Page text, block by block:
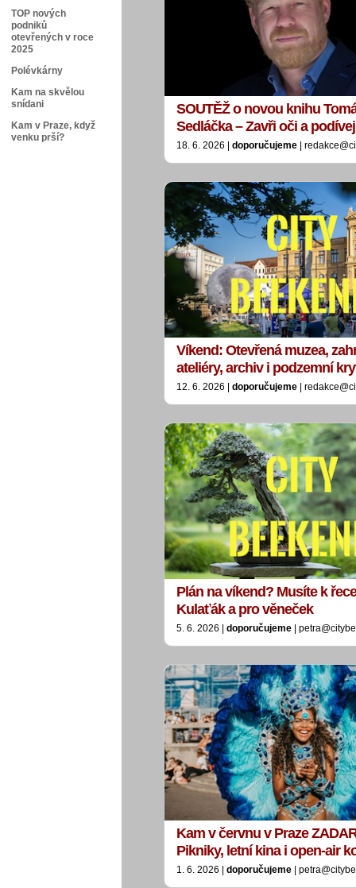
TOP nových
podniků
otevřených v roce
2025
Polévkárny
Kam na skvělou
snídani
Kam v Praze, když
venku prší?
SOUTĚŽ o novou knihu
Sedláčka – Zavři oči a
18. 6. 2026 | doporučujeme |
Víkend: Otevřená muzea,
ateliéry, archiv i podzemní
12. 6. 2026 | doporučujeme |
Plán na víkend? Musíte k
Kulaťák a pro věneček
5. 6. 2026 | doporučujeme |
Kam v červnu v Praze
Pikniky, letní kina i open-air
1. 6. 2026 | doporučujeme |